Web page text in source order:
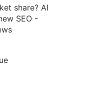
share? AI
SEO -